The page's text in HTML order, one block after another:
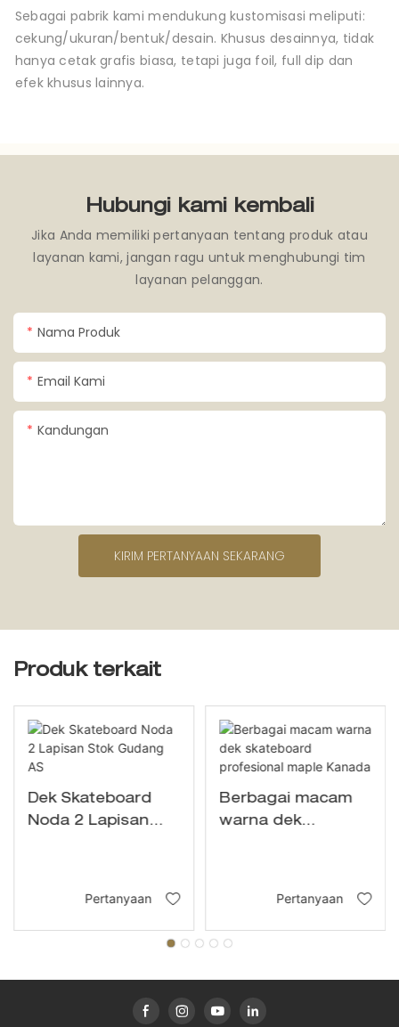
Sebagai pabrik kami mendukung kustomisasi meliputi:
cekung/ukuran/bentuk/desain. Khusus desainnya, tidak
hanya cetak grafis biasa, tetapi juga foil, full dip dan
efek khusus lainnya.
Hubungi kami kembali
Jika Anda memiliki pertanyaan tentang produk atau
layanan kami, jangan ragu untuk menghubungi tim
layanan pelanggan.
Nama Produk
Email Kami
Kandungan
KIRIM PERTANYAAN SEKARANG
Produk terkait
Dek Skateboard
Noda 2 Lapisan
Pertanyaan
Berbagai macam
warna dek
Pertanyaan